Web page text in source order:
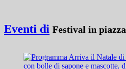
Eventi di Festival in piazza